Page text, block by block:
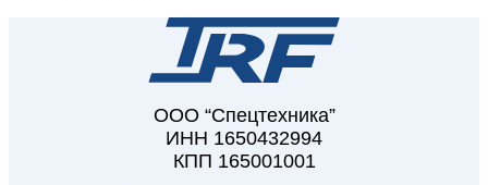
ООО “Спецтехника”
ИНН 1650432994
КПП 165001001